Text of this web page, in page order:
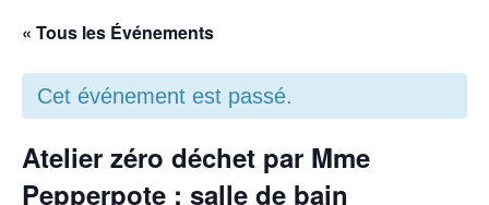
« Tous les Événements
Cet événement est passé.
Atelier zéro déchet par Mme
Pepperpote : salle de bain